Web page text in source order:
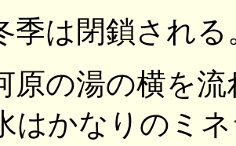
季は閉鎖される
原の湯の横を
はかなりのミ